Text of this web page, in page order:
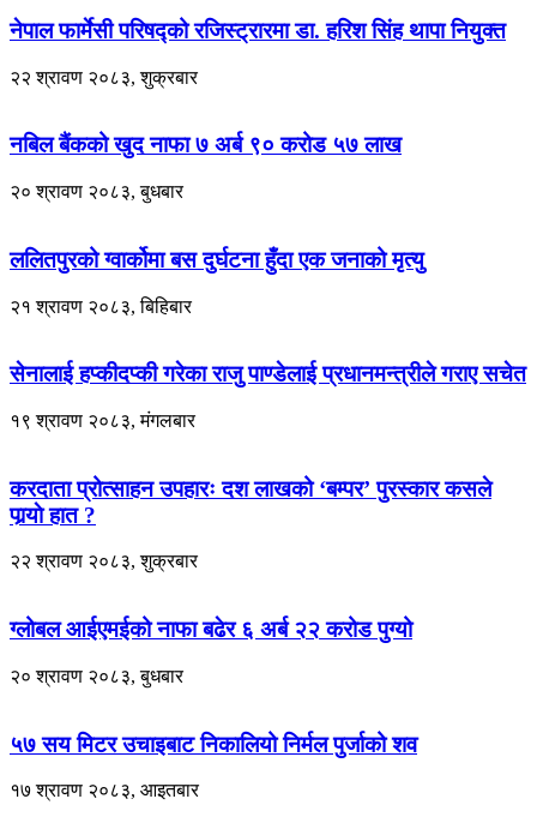
नेपाल फार्मेसी परिषद्को रजिस्ट्रारमा डा. हरिश सिंह थापा नियुक्त
२२ श्रावण २०८३, शुक्रबार
नबिल बैंकको खुद नाफा ७ अर्ब ९० करोड ५७ लाख
२० श्रावण २०८३, बुधबार
ललितपुरको ग्वार्कोमा बस दुर्घटना हुँदा एक जनाको मृत्यु
२१ श्रावण २०८३, बिहिबार
सेनालाई हप्कीदप्की गरेका राजु पाण्डेलाई प्रधानमन्त्रीले गराए सचेत
१९ श्रावण २०८३, मंगलबार
करदाता प्रोत्साहन उपहारः दश लाखको ‘बम्पर’ पुरस्कार कसले
पार्‍याे हात ?
२२ श्रावण २०८३, शुक्रबार
ग्लोबल आईएमईको नाफा बढेर ६ अर्ब २२ करोड पुग्यो
२० श्रावण २०८३, बुधबार
५७ सय मिटर उचाइबाट निकालियो निर्मल पुर्जाको शव
१७ श्रावण २०८३, आइतबार